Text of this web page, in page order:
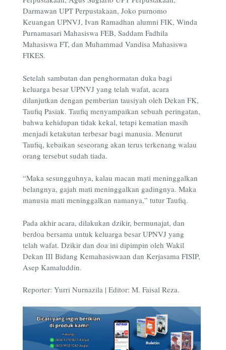
Darmawan UPT Perpustakaan, Joko purnomo
Keuangan UPNVJ, Ivan Ramadhan alumni FIK, Winda
Purnamasari Mahasiswa FEB, Saddam Fadhila
Mahasiswa FT, dan Muhammad Vandisa Mahasiswa
FIKES.
Setelah sambutan dan penghormatan duka bagi
keluarga besar UPNVJ yang telah wafat, acara
dilanjutkan dengan pemberian tausiyah oleh Dekan FK,
Taufiq Pasiak. Taufiq menyampaikan sebuah peringatan,
bahwa kehidupan tidak kekal, tetapi kematian masih
menjadi ketakutan terbesar bagi manusia. Menurut
Taufiq, kebaikan seseorang akan terus terkenang walau
orang tersebut sudah tiada.
“Maka sesungguhnya, kalau macan mati meninggalkan
belangnya, gajah mati meninggalkan gadingnya. Maka
manusia mati meninggalkan namanya,” tutur Taufiq.
Pada akhir acara, dilakukan dzikir, bermunajat, dan
berdoa bersama untuk keluarga besar UPNVJ yang
telah wafat. Dzikir dan doa ini dipimpin oleh Wakil
Dekan III Bidang Kemahasiswaan dan Kerjasama FISIP,
Asep Kamaluddin.
Reporter: Yurri Nurnazila | Editor: M. Faisal Reza.